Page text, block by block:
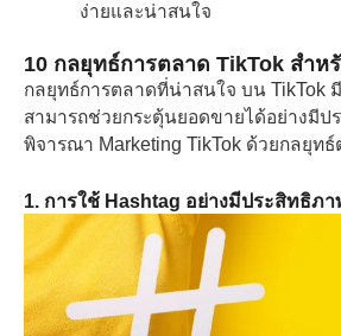
ง่ายและน่าสนใจ
10 กลยุทธ์การตลาด TikTok สำห
กลยุทธ์การตลาดที่น่าสนใจ บน TikTok
สามารถช่วยกระตุ้นยอดขายได้อย่างมีป
พิจารณา Marketing TikTok ด้วยกลยุทธ์
1. การใช้ Hashtag อย่างมีประสิทธิภา